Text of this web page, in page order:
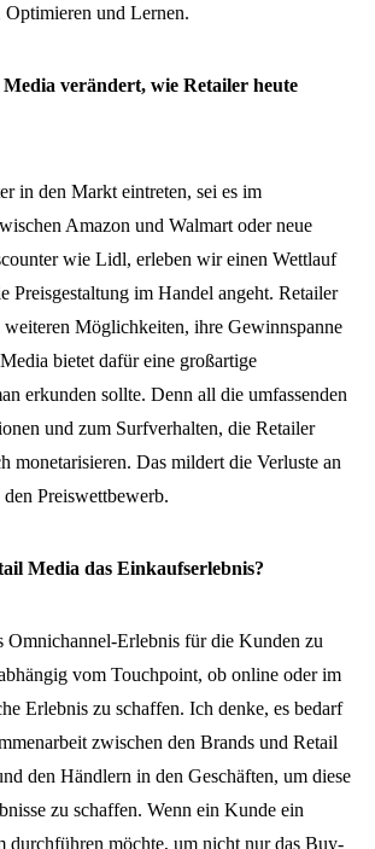
Optimieren und Lernen.
verändert, wie Retailer heute
in den Markt eintreten, sei es im
Amazon und Walmart oder neue
wie Lidl, erleben wir einen Wettlauf
Preisgestaltung im Handel angeht. Retailer
weiteren Möglichkeiten, ihre Gewinnspanne
bietet dafür eine großartige
erkunden sollte. Denn all die umfassenden
und zum Surfverhalten, die Retailer
monetarisieren. Das mildert die Verluste an
Preiswettbewerb.
Media das Einkaufserlebnis?
Omnichannel-Erlebnis für die Kunden zu
vom Touchpoint, ob online oder im
Erlebnis zu schaffen. Ich denke, es bedarf
zwischen den Brands und Retail
den Händlern in den Geschäften, um diese
zu schaffen. Wenn ein Kunde ein
durchführen möchte, um nicht nur das Buy-